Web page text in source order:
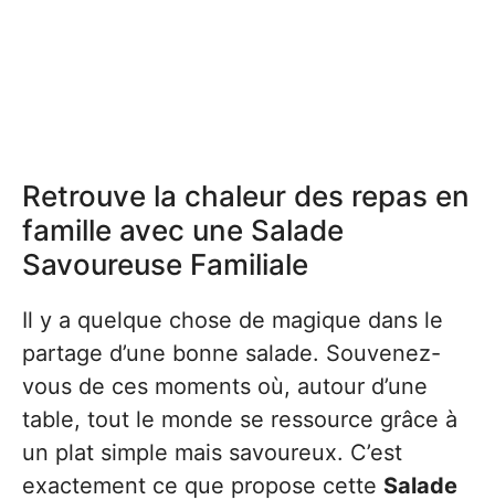
Retrouve la chaleur des repas en
famille avec une Salade
Savoureuse Familiale
Il y a quelque chose de magique dans le
partage d’une bonne salade. Souvenez-
vous de ces moments où, autour d’une
table, tout le monde se ressource grâce à
un plat simple mais savoureux. C’est
exactement ce que propose cette Salade